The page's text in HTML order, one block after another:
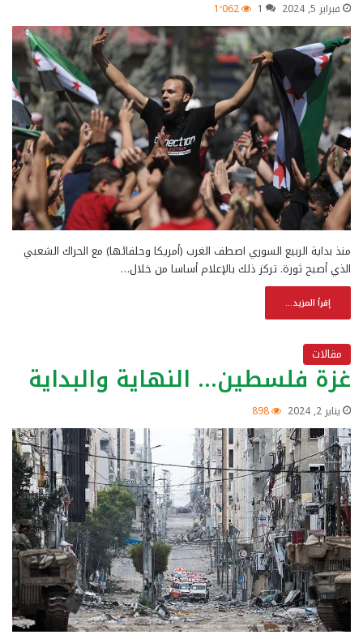
فبراير 5, 2024 1 1٬062
منذ بداية الربيع السوري اصطف الغرب (أمريكا وحلفائها) مع الحراك الشعبي
الذي أصبح ثورة. تركز ذلك بالإعلام أساسا من خلال…
إقرأ المزيد...
مقالات
غزة فلسطين… النهاية والبداية
يناير 2, 2024 898